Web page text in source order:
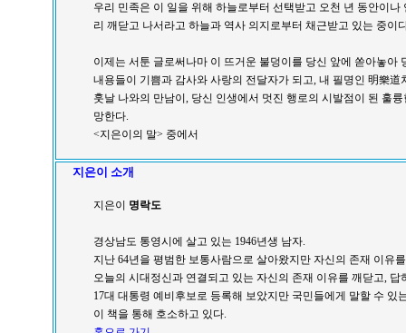
우리 민족은 이 일을 위해 하늘로부터 선택받고 오천 년 동안이
리 깨닫고 나서라고 하늘과 역사 의지로부터 채근받고 있는 중이
이제는 서툰 글로써나마 이 뜨거운 불덩이를 당신 앞에 쏟아놓아
내용들이 기쁨과 감사와 사랑의 전달자가 되고, 내 필명인 明樂
훗날 나와의 만남이, 당신 인생에서 멋진 행로의 시발점이 된 훌
망한다.
<지은이의 말> 중에서
지은이 소개
지은이 명락도
경상남도 통영시에 살고 있는 1946년생 남자.
지난 64년을 평범한 보통사람으로 살아왔지만 자신의 존재 이유
오늘의 시대정신과 연결되고 있는 자신의 존재 이유를 깨닫고, 답
17대 대통령 예비후보로 등록해 보았지만 국민들에게 말할 수 있
이 책을 통해 호소하고 있다.